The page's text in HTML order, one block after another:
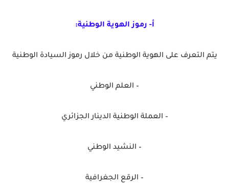
أ‌- رموز الهوية الوطنية:
يتم التعرف على الهوية الوطنية من خلال رموز السيادة الوطنية
– العلم الوطني
– العملة الوطنية الدينار الجزائري
– النشيد الوطني
– الرقع الجغرافية